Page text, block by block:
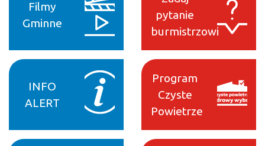
Filmy
Gminne
INFO
ALERT
pytanie
burmistrzowi
Program
Czyste
Powietrze